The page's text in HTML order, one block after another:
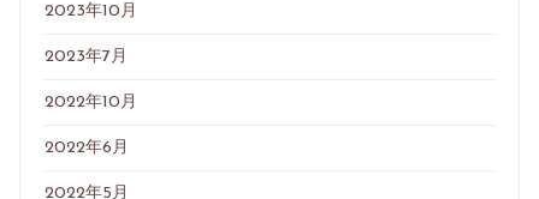
2023年10月
2023年7月
2022年10月
2022年6月
2022年5月